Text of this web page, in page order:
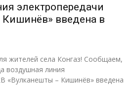
электропередачи
введена в
жителей села Конгаз! Сообщаем,
воздушная линия
«Вулканешты – Кишинёв» введена